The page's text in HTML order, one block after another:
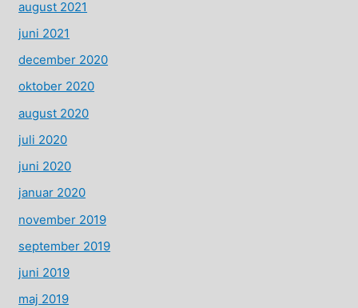
august 2021
juni 2021
december 2020
oktober 2020
august 2020
juli 2020
juni 2020
januar 2020
november 2019
september 2019
juni 2019
maj 2019